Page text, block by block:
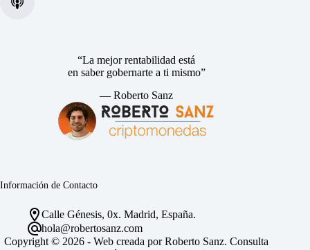
“La mejor rentabilidad está
en saber gobernarte a ti mismo”
— Roberto Sanz
Información de Contacto
Calle Génesis, 0x. Madrid, España.
hola@robertosanz.com
Copyright © 2026 - Web creada por Roberto Sanz. Consulta